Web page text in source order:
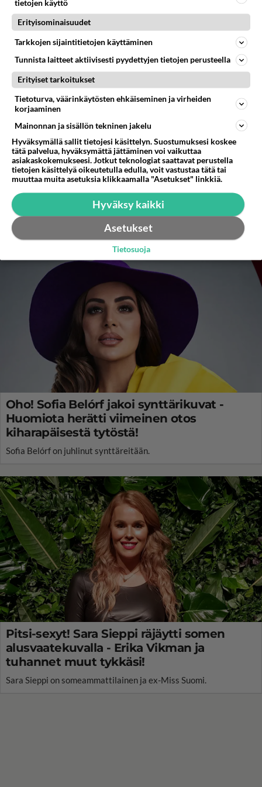
Some kihisee! Martina Aitolehti rajussa
ryöpytyksessä: "Olisin odottanut
elänrakkaalta ihmiseltä..."
Martina Aitolehti on jakanut Instagramissa videon tiikerin
kanssa.
Oho! Sofia Belórf jakoi synttärikuvat -
Huomiota herätti viimeinen otos
kiharapäisestä tytöstä!
Sofia Belórf on juhlinut synttäreitään.
Pitsi-sexyt! Sara Sieppi räjäytti somen
alusvaatekuvalla - Erika Vikman ja
tuhannet muut tykkäsi!
Sara Sieppi on someammattilainen ja ex-Miss Suomi.
tietojen käyttö
Erityisominaisuudet
Tarkkojen sijaintitietojen käyttäminen
Tunnista laitteet aktiivisesti pyydettyjen tietojen perusteella
Erityiset tarkoitukset
Tietoturva, väärinkäytösten ehkäiseminen ja virheiden
korjaaminen
Mainonnan ja sisällön tekninen jakelu
Hyväksymällä sallit tietojesi käsittelyn. Suostumuksesi koskee
tätä palvelua, hyväksymättä jättäminen voi vaikuttaa
asiakaskokemukseesi. Jotkut teknologiat saattavat perustella
tietojen käsittelyä oikeutetulla edulla, voit vastustaa tätä tai
muuttaa muita asetuksia klikkaamalla "Asetukset" linkkiä.
Hyväksy kaikki
Asetukset
Tietosuoja